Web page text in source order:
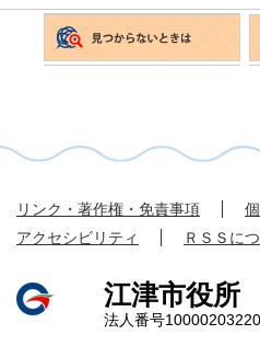
リンク・著作権・免責事項
アクセシビリティ
ＲＳＳに
江津市役所
法人番号